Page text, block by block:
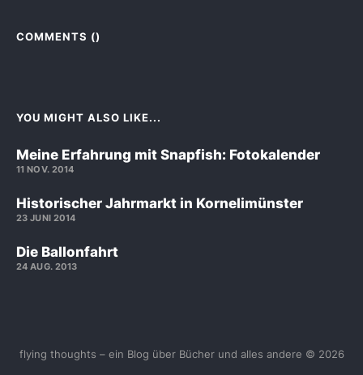
COMMENTS ()
YOU MIGHT ALSO LIKE...
Meine Erfahrung mit Snapfish: Fotokalender
11 NOV. 2014
Historischer Jahrmarkt in Kornelimünster
23 JUNI 2014
Die Ballonfahrt
24 AUG. 2013
flying thoughts – ein Blog über Bücher und alles andere © 2026